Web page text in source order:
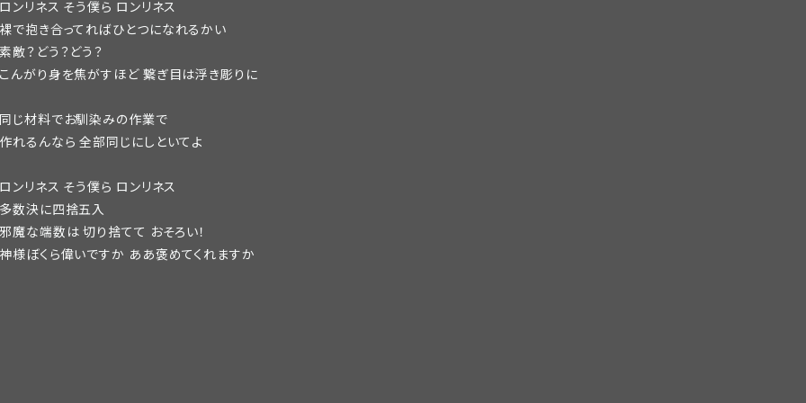
ロンリネス そう僕ら ロンリネス
裸で抱き合ってればひとつになれるかい
素敵？どう？どう？
こんがり身を焦がすほど 繋ぎ目は浮き彫りに
同じ材料でお馴染みの作業で
作れるんなら 全部同じにしといてよ
ロンリネス そう僕ら ロンリネス
多数決に四捨五入
邪魔な端数は 切り捨てて おそろい！
神様ぼくら偉いですか ああ褒めてくれますか